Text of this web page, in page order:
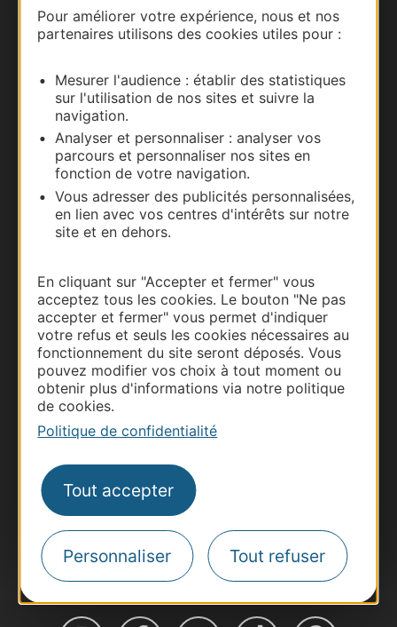
Pour améliorer votre expérience, nous et nos
partenaires utilisons des cookies utiles pour :
Mesurer l'audience : établir des statistiques
sur l'utilisation de nos sites et suivre la
navigation.
Analyser et personnaliser : analyser vos
parcours et personnaliser nos sites en
fonction de votre navigation.
Vous adresser des publicités personnalisées,
en lien avec vos centres d'intérêts sur notre
site et en dehors.
En cliquant sur "Accepter et fermer" vous
acceptez tous les cookies. Le bouton "Ne pas
accepter et fermer" vous permet d'indiquer
votre refus et seuls les cookies nécessaires au
fonctionnement du site seront déposés. Vous
pouvez modifier vos choix à tout moment ou
obtenir plus d'informations via notre politique
de cookies.
Politique de confidentialité
Tout accepter
Personnaliser Tout refuser
Nous contacter
Documentation
Thermalisme
Business/Mice
Pros d'Occitanie
Site presse et d'influence
Voyagistes
Inscrivez-vous à la lettre d'information
Destination Occitanie pour recevoir des
suggestions de séjours, de visites et de sorties.
Je m'abonne